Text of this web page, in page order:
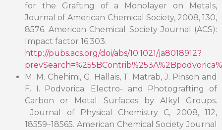
for the Grafting of a Monolayer on Metals,
Journal of American Chemical Society, 2008, 130,
8576. American Chemical Society Journal (ACS):
Impact factor 16.303.
http://pubs.acs.org/doi/abs/10.1021/ja8018912?
M. M. Chehimi, G. Hallais, T. Matrab, J. Pinson and
F. I. Podvorica. Electro- and Photografting of
Carbon or Metal Surfaces by Alkyl Groups.
Journal of Physical Chemistry C, 2008, 112,
18559–18565. American Chemical Society Journal